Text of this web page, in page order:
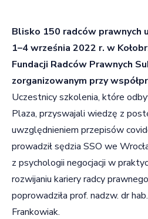
Blisko 150 radców prawnych
1–4 września 2022 r. w
Fundacji Radców Prawnych
zorganizowanym przy
Uczestnicy szkolenia, które
Plaza, przyswajali wiedzę z
uwzględnieniem przepisów
prowadził sędzia SSO we
z psychologii negocjacji w
rozwijaniu kariery radcy
poprowadziła prof. nadzw. dr
Frankowiak.